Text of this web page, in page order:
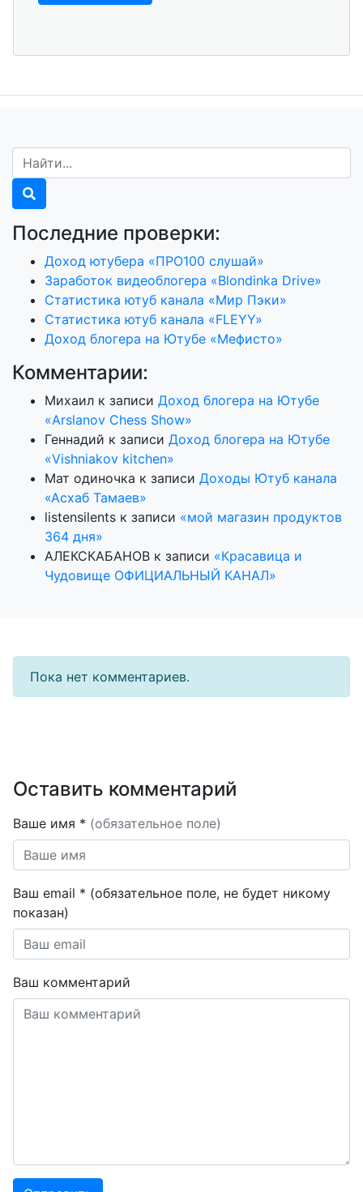
Последние проверки:
Доход ютубера «ПРО100 слушай»
Заработок видеоблогера «Blondinka Drive»
Статистика ютуб канала «Мир Пэки»
Статистика ютуб канала «FLEYY»
Доход блогера на Ютубе «Мефисто»
Комментарии:
Михаил к записи Доход блогера на Ютубе
«Arslanov Chess Show»
Геннадий к записи Доход блогера на Ютубе
«Vishniakov kitchen»
Мат одиночка к записи Доходы Ютуб канала
«Асхаб Тамаев»
listensilents к записи «мой магазин продуктов
364 дня»
АЛЕКСКАБАНОВ к записи «Красавица и
Чудовище ОФИЦИАЛЬНЫЙ КАНАЛ»
Пока нет комментариев.
Оставить комментарий
Ваше имя * (обязательное поле)
Ваш email * (обязательное поле, не будет никому
показан)
Ваш комментарий